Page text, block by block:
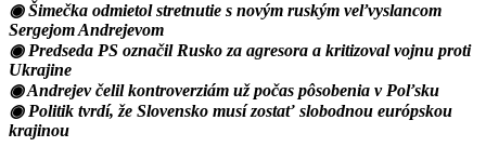
◉ Šimečka odmietol stretnutie s novým ruským veľvyslancom
Sergejom Andrejevom
◉ Predseda PS označil Rusko za agresora a kritizoval vojnu proti
Ukrajine
◉ Andrejev čelil kontroverziám už počas pôsobenia v Poľsku
◉ Politik tvrdí, že Slovensko musí zostať slobodnou európskou
krajinou